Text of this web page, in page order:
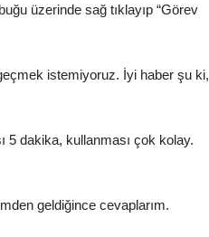
üzerinde sağ tıklayıp “Görev
istemiyoruz. İyi haber şu ki,
5 dakika, kullanması çok kolay.
geldiğince cevaplarım.